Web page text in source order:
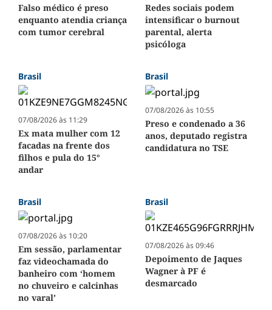
Falso médico é preso
enquanto atendia criança
com tumor cerebral
Redes sociais podem
intensificar o burnout
parental, alerta
psicóloga
Brasil
07/08/2026 às 11:29
Ex mata mulher com 12
facadas na frente dos
filhos e pula do 15°
andar
Brasil
07/08/2026 às 10:55
Preso e condenado a 36
anos, deputado registra
candidatura no TSE
Brasil
07/08/2026 às 10:20
Em sessão, parlamentar
faz videochamada do
banheiro com ‘homem
no chuveiro e calcinhas
no varal’
Brasil
07/08/2026 às 09:46
Depoimento de Jaques
Wagner à PF é
desmarcado